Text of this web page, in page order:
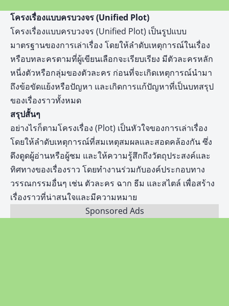
โครงเรื่องแบบครบวงจร (Unified Plot)
โครงเรื่องแบบครบวงจร (Unified Plot) เป็นรูปแบบ
มาตรฐานของการเล่าเรื่อง โดยให้ลำดับเหตุการณ์ในเรื่อง
หรือบทละครตามที่ผู้เขียนเลือกจะเรียบเรียง มีตัวละครหลัก
หนี่งตัวหรือกลุ่มของตัวละคร ก่อนที่จะเกิดเหตุการณ์นำมา
ถึงข้อขัดแย้งหรือปัญหา และเกิดการแก้ปัญหาที่เป็นบทสรุป
ของเรื่องราวทั้งหมด
สรุปสั้นๆ
อย่างไรก็ตามโครงเรื่อง (Plot) เป็นหัวใจของการเล่าเรื่อง
โดยให้ลำดับเหตุการณ์ที่สมเหตุสมผลและสอดคล้องกัน ซึ่ง
ดึงดูดผู้อ่านหรือผู้ชม และให้ความรู้สึกถึงวัตถุประสงค์และ
ทิศทางของเรื่องราว โดยทำงานร่วมกับองค์ประกอบทาง
วรรณกรรมอื่นๆ เช่น ตัวละคร ฉาก ธีม และสไตล์ เพื่อสร้าง
เรื่องราวที่น่าสนใจและมีความหมาย
Sponsored Ads